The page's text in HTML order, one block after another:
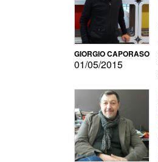
GIORGIO CAPORASO
01/05/2015